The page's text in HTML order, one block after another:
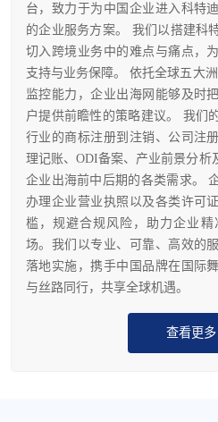
台，致力于为中国企业进入科特
的企业服务方案。 我们以搭建科
切入跨境业务中的难点与痛点，
支持与业务保障。 依托全球五大
监控能力，企业出海网能够及时
户提供前瞻性的策略建议。 我们
行业的商标注册到注销、公司注
理记账、ODI备案、产业前景分析
企业出海前中后期的各类需求。
办理企业营业执照以及各类许可
槛，规避合规风险，助力企业
场。我们以专业、可靠、高效的
落地实施，携手中国品牌在国际
与丝路同行，共享全球机遇。
查看更多